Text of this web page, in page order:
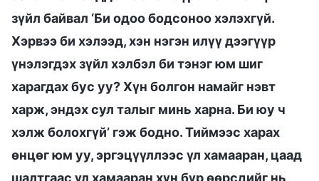
зүйл байвал ‘Би одоо бодсоноо хэлэхгүй.
Хэрвээ би хэлээд, хэн нэгэн илүү дээгүүр
үнэлэгдэх зүйл хэлбэл би тэнэг юм шиг
харагдах бус уу? Хүн болгон намайг нэвт
харж, эндэх сул талыг минь харна. Би юу ч
хэлж болохгүй’ гэж бодно. Тиймээс харах
өнцөг юм уу, эргэцүүллээс үл хамааран, цаад
шалтгаас үл хамааран хүн бүр өөрсдийг нь